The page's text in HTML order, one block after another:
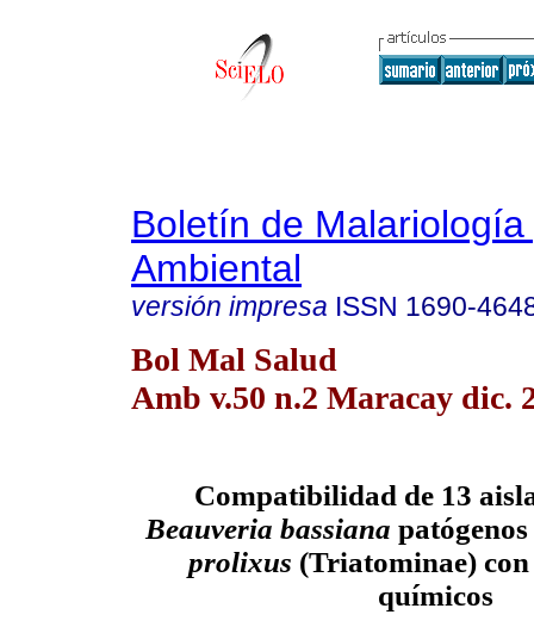
Boletín de
Ambiental
versión impresa ISSN 1690-
Bol Mal Salud
Amb v.50 n.2 Maracay dic.
Compatibilidad de 13
Beauveria bassiana
prolixus (Triatominae)
químicos